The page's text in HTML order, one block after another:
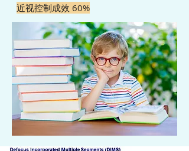
近视控制成效 60%